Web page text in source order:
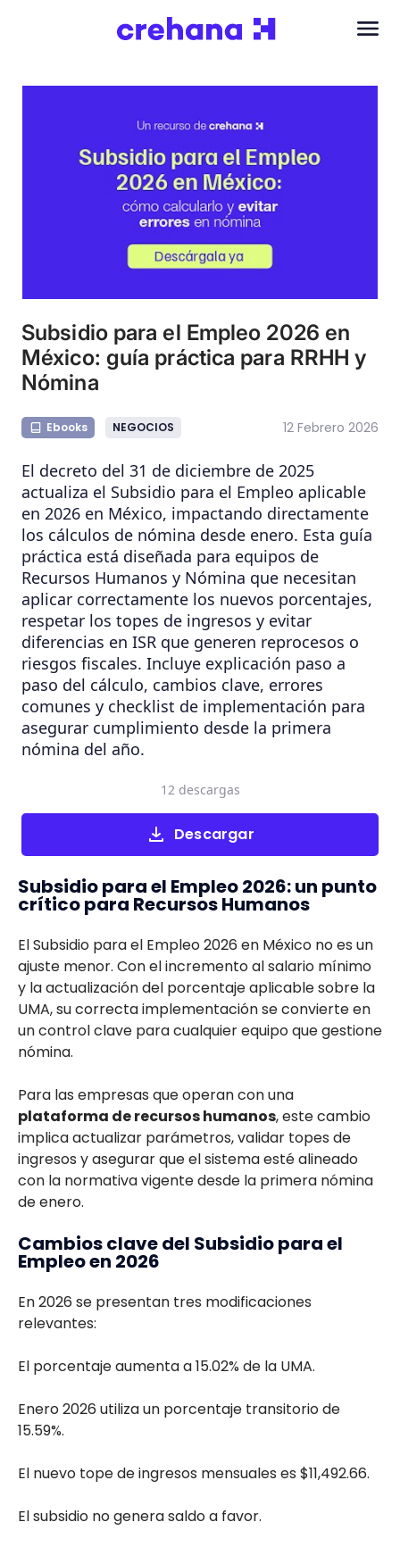
Subsidio para el Empleo 2026 en
México: guía práctica para RRHH y
Nómina
Ebooks NEGOCIOS 12 Febrero 2026
El decreto del 31 de diciembre de 2025
actualiza el Subsidio para el Empleo aplicable
en 2026 en México, impactando directamente
los cálculos de nómina desde enero. Esta guía
práctica está diseñada para equipos de
Recursos Humanos y Nómina que necesitan
aplicar correctamente los nuevos porcentajes,
respetar los topes de ingresos y evitar
diferencias en ISR que generen reprocesos o
riesgos fiscales. Incluye explicación paso a
paso del cálculo, cambios clave, errores
comunes y checklist de implementación para
asegurar cumplimiento desde la primera
nómina del año.
Descargar
12 descargas
Subsidio para el Empleo 2026: un punto
crítico para Recursos Humanos
El Subsidio para el Empleo 2026 en México no es un
ajuste menor. Con el incremento al salario mínimo
y la actualización del porcentaje aplicable sobre la
UMA, su correcta implementación se convierte en
un control clave para cualquier equipo que gestione
nómina.
Para las empresas que operan con una
plataforma de recursos humanos, este cambio
implica actualizar parámetros, validar topes de
ingresos y asegurar que el sistema esté alineado
con la normativa vigente desde la primera nómina
de enero.
Cambios clave del Subsidio para el
Empleo en 2026
En 2026 se presentan tres modificaciones
relevantes:
El porcentaje aumenta a 15.02% de la UMA.
Enero 2026 utiliza un porcentaje transitorio de
15.59%.
El nuevo tope de ingresos mensuales es $11,492.66.
El subsidio no genera saldo a favor.